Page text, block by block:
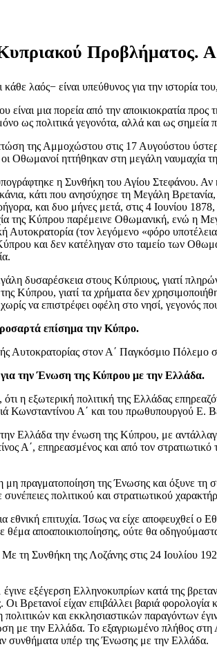
Κυπριακού Προβλήματος.
λαός− είναι υπεύθυνος για την ιστορία
είναι μια πορεία από την αποικιοκρατία
ως πολιτικά γεγονότα, αλλά και ως
της Αμμοχώστου στις 17 Αυγούστου
οι Οθωμανοί ηττήθηκαν στη μεγάλη
η Συνθήκη του Αγίου Στεφάνου.
κάτι που ανησύχησε τη Μεγάλη
και δυο μήνες μετά, στις 4 Ιουνίου
της Κύπρου παρέμεινε Οθωμανική, ενώ η
Αυτοκρατορία (τον λεγόμενο «φόρο
και δεν κατέληγαν στο ταμείο των
δυσαρέσκεια στους Κύπριους, γιατί
Κύπρου, γιατί τα χρήματα δεν
να επιστρέφει οφέλη στο νησί, γεγονός
επίσημα την Κύπρο.
Αυτοκρατορίας στον Α΄ Παγκόσμιο
για την Ένωση της Κύπρου με την Ελλάδα.
ότι η εξωτερική πολιτική της Ελλάδας
Κωνσταντίνου Α΄ και του πρωθυπουργού Ε.
Ελλάδα την ένωση της Κύπρου, με
Α΄, επηρεασμένος και από τον
πραγματοποίηση της Ένωσης και όξυνε τη
πολιτικού και στρατιωτικού
εθνική επιτυχία. Ίσως να είχε αποφευχθεί ο
θέμα αποαποικιοποίησης, ούτε θα
Με τη Συνθήκη της Λοζάνης στις 24 Ιουλίου
εξέγερση Ελληνοκυπρίων κατά της
Οι Βρετανοί είχαν επιβάλλει βαριά
πολιτικών και εκκλησιαστικών παραγόντων
με την Ελλάδα. Το εξαγριωμένο πλήθος
συνθήματα υπέρ της Ένωσης με την Ελλάδα.